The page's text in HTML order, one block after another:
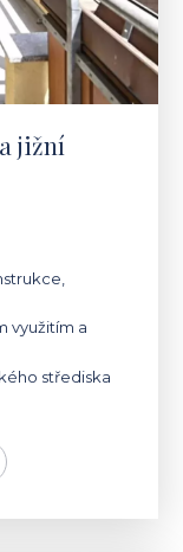
jižní
využitím a
střediska